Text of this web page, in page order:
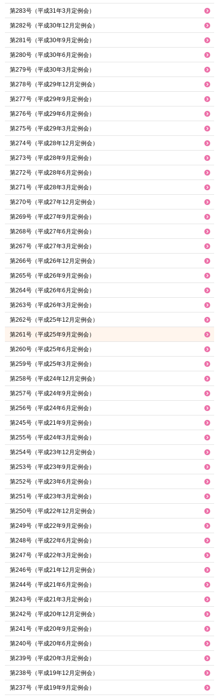
第283号（平成31年3月定例会）
第282号（平成30年12月定例会）
第281号（平成30年9月定例会）
第280号（平成30年6月定例会）
第279号（平成30年3月定例会）
第278号（平成29年12月定例会）
第277号（平成29年9月定例会）
第276号（平成29年6月定例会）
第275号（平成29年3月定例会）
第274号（平成28年12月定例会）
第273号（平成28年9月定例会）
第272号（平成28年6月定例会）
第271号（平成28年3月定例会）
第270号（平成27年12月定例会）
第269号（平成27年9月定例会）
第268号（平成27年6月定例会）
第267号（平成27年3月定例会）
第266号（平成26年12月定例会）
第265号（平成26年9月定例会）
第264号（平成26年6月定例会）
第263号（平成26年3月定例会）
第262号（平成25年12月定例会）
第261号（平成25年9月定例会）
第260号（平成25年6月定例会）
第259号（平成25年3月定例会）
第258号（平成24年12月定例会）
第257号（平成24年9月定例会）
第256号（平成24年6月定例会）
第245号（平成21年9月定例会）
第255号（平成24年3月定例会）
第254号（平成23年12月定例会）
第253号（平成23年9月定例会）
第252号（平成23年6月定例会）
第251号（平成23年3月定例会）
第250号（平成22年12月定例会）
第249号（平成22年9月定例会）
第248号（平成22年6月定例会）
第247号（平成22年3月定例会）
第246号（平成21年12月定例会）
第244号（平成21年6月定例会）
第243号（平成21年3月定例会）
第242号（平成20年12月定例会）
第241号（平成20年9月定例会）
第240号（平成20年6月定例会）
第239号（平成20年3月定例会）
第238号（平成19年12月定例会）
第237号（平成19年9月定例会）